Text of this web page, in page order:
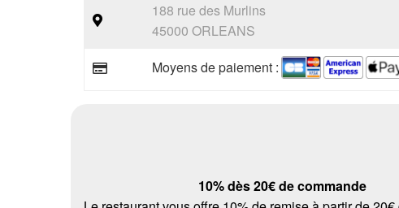
188 rue des Murlins
45000 ORLEANS
Moyens de paiement :
10% dès 20€ de commande